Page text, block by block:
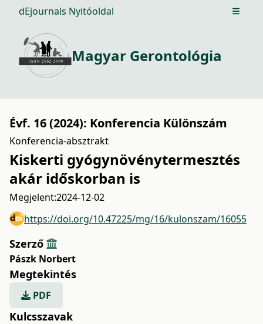
dEjournals Nyitóoldal Open
Magyar Gerontológia
Évf. 16 (2024): Konferencia Különszám
Konferencia-absztrakt
Kiskerti gyógynövénytermesztés
akár időskorban is
Megjelent:2024-12-02
https://doi.org/10.47225/mg/16/kulonszam/16055
Szerző
Pászk Norbert
Megtekintés
PDF
Kulcsszavak